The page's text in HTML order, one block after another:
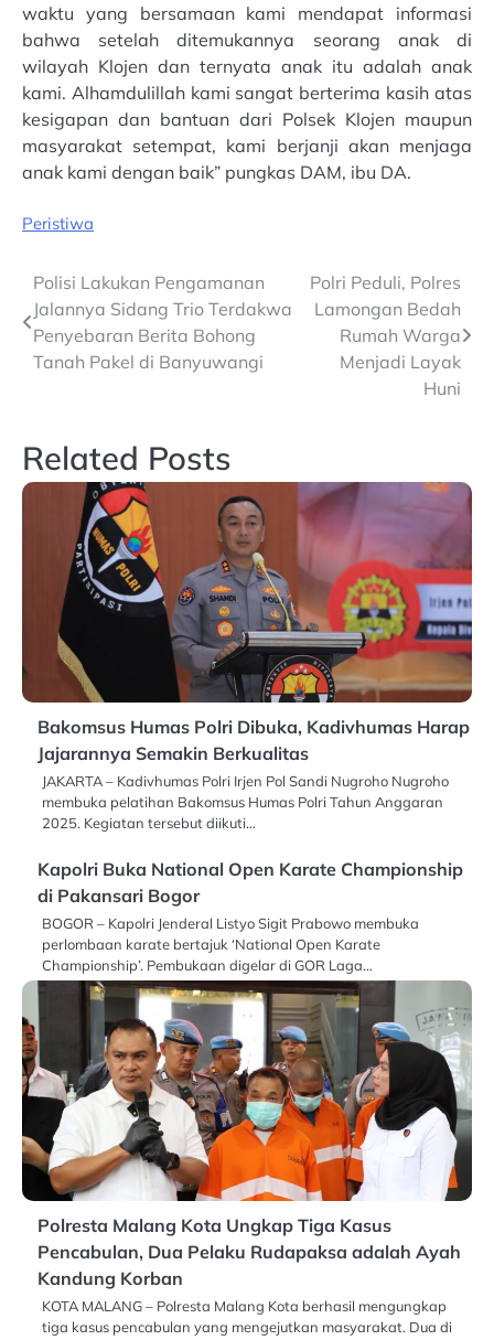
waktu yang bersamaan kami mendapat informasi
bahwa setelah ditemukannya seorang anak di
wilayah Klojen dan ternyata anak itu adalah anak
kami. Alhamdulillah kami sangat berterima kasih atas
kesigapan dan bantuan dari Polsek Klojen maupun
masyarakat setempat, kami berjanji akan menjaga
anak kami dengan baik” pungkas DAM, ibu DA.
Peristiwa
Post
navigation
Polisi Lakukan Pengamanan
Jalannya Sidang Trio Terdakwa
Penyebaran Berita Bohong
Tanah Pakel di Banyuwangi
Polri Peduli, Polres
Lamongan Bedah
Rumah Warga
Menjadi Layak
Huni
Related Posts
Bakomsus Humas Polri Dibuka, Kadivhumas Harap
Jajarannya Semakin Berkualitas
JAKARTA – Kadivhumas Polri Irjen Pol Sandi Nugroho Nugroho
membuka pelatihan Bakomsus Humas Polri Tahun Anggaran
2025. Kegiatan tersebut diikuti…
Kapolri Buka National Open Karate Championship
di Pakansari Bogor
BOGOR – Kapolri Jenderal Listyo Sigit Prabowo membuka
perlombaan karate bertajuk ‘National Open Karate
Championship’. Pembukaan digelar di GOR Laga…
Polresta Malang Kota Ungkap Tiga Kasus
Pencabulan, Dua Pelaku Rudapaksa adalah Ayah
Kandung Korban
KOTA MALANG – Polresta Malang Kota berhasil mengungkap
tiga kasus pencabulan yang mengejutkan masyarakat. Dua di